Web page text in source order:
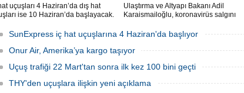
uçuşları 4 Haziran’da dış hat
ise 10 Haziran’da başlayacak.
Ulaştırma ve Altyapı Bakanı Adil
Karaismailoğlu, koronavirüs salgını
seferlerinin, 1 Haziran itibarıyla iç
hatlarda yeniden başlayacağını
SunExpress iç hat uçuşlarına 4 Haziran'da başlıyor
Onur Air, Amerika’ya kargo taşıyor
Uçuş trafiği 22 Mart'tan sonra ilk kez 100 bini geçti
THY'den uçuşlara ilişkin yeni açıklama